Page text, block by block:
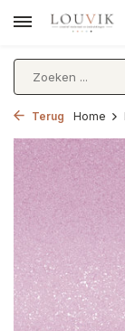
Terug Home